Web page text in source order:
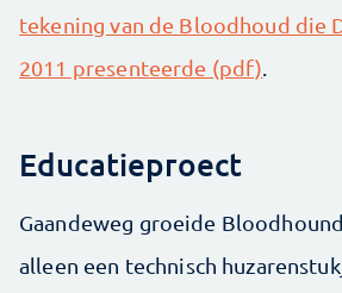
tekening van de Bloodhoud die
2011 presenteerde (pdf).
Educatieproect
Gaandeweg groeide
alleen een technisch